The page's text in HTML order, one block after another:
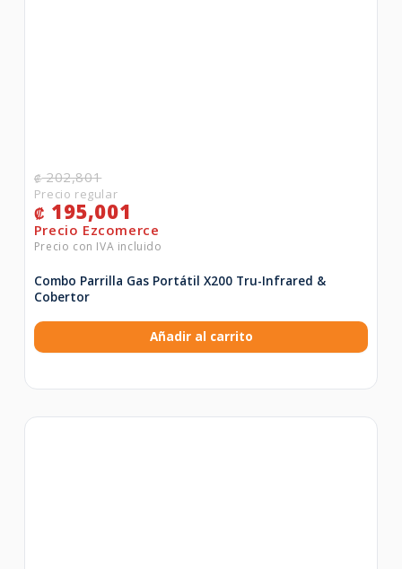
₡202,801
₡ 195,001
Combo Parrilla Gas Portátil X200 Tru-Infrared &
Cobertor
Añadir al carrito